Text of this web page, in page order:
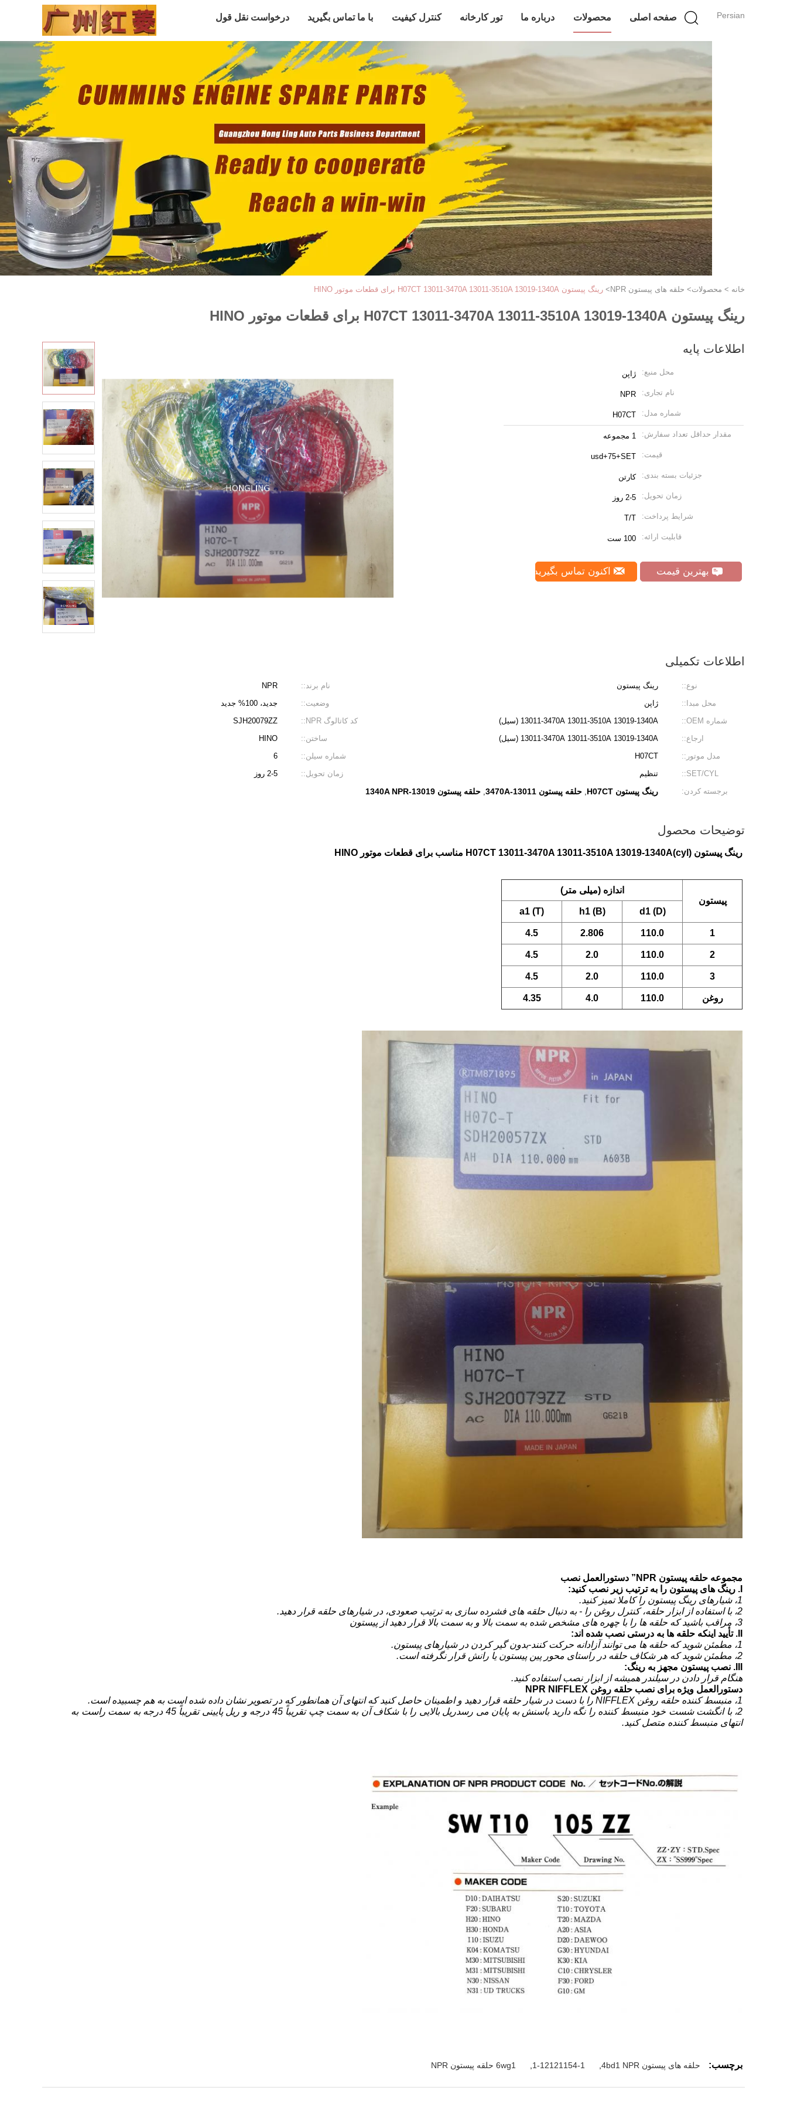
Persian صفحه اصلی محصولات درباره ما تور کارخانه کنترل کیفیت با ما تماس بگیرید درخواست نقل قول
خانه > محصولات> حلقه های پیستون NPR > رینگ پیستون H07CT 13011-3470A 13011-3510A 13019-1340A برای قطعات موتور HINO
رینگ پیستون H07CT 13011-3470A 13011-3510A 13019-1340A برای قطعات موتور HINO
اطلاعات پایه
محل منبع: ژاپن
نام تجاری: NPR
شماره مدل: H07CT
مقدار حداقل تعداد سفارش: 1 مجموعه
قیمت: usd+75+SET
جزئیات بسته بندی: کارتن
زمان تحویل: 2-5 روز
شرایط پرداخت: T/T
قابلیت ارائه: 100 ست
بهترین قیمت اکنون تماس بگیرید
اطلاعات تکمیلی
نوع:: رینگ پیستون نام برند::
NPR
محل مبدا::
ژاپن وضعیت::
جدید، 100% جدید
شماره OEM::
13011-3470A 13011-3510A 13019-1340A (سیل) کد کاتالوگ NPR::
SJH20079ZZ
ارجاع::
13011-3470A 13011-3510A 13019-1340A (سیل) ساختن::
HINO
مدل موتور::
H07CT شماره سیلن::
6
SET/CYL::
تنظیم زمان تحویل::
2-5 روز
برجسته کردن:
رینگ پیستون H07CT , حلقه پیستون 13011-3470A , حلقه پیستون 13019-1340A NPR
توضیحات محصول
رینگ پیستون H07CT 13011-3470A 13011-3510A 13019-1340A(cyl) مناسب برای قطعات موتور HINO
پیستون
اندازه (میلی متر)
d1 (D)
h1 (B)
a1 (T)
1
110.0
2.806
4.5
2
110.0
2.0
4.5
3
110.0
2.0
4.5
روغن 110.0
4.0
4.35
مجموعه حلقه پیستون NPR
” دستورالعمل نصب
1، شیارهای رینگ پیستون را کاملا تمیز کنید.
2، با استفاده از ابزار حلقه، کنترل روغن را - به دنبال حلقه های فشرده سازی به ترتیب صعودی، در شیارهای حلقه قرار دهید.
3، مراقب باشید که حلقه ها را با چهره های مشخص شده به سمت بالا و به سمت بالا قرار دهید
از پیستون
1، مطمئن شوید که حلقه ها می توانند آزادانه حرکت کنند
-بدون گیر کردن در شیارهای پیستون.
2، مطمئن شوید که هر شکاف حلقه در راستای محور پین پیستون یا رانش قرار نگرفته است.
هنگام قرار دادن در سیلندر همیشه از ابزار نصب استفاده کنید.
دستورالعمل ویژه برای نصب حلقه روغن NPR NIFFLEX
1، منبسط کننده حلقه روغن NIFFLEX را با دست در شیار حلقه قرار دهید و اطمینان حاصل کنید که انتهای آن همانطور که در تصویر نشان داده شده است به هم چسبیده است.
2، با انگشت شست خود منبسط کننده را نگه دارید
باسنش به پایان می رسدریل بالایی را با شکاف آن به سمت چپ تقریباً 45 درجه و ریل پایینی تقریباً 45 درجه به سمت راست به
انتهای منبسط کننده متصل کنید.
برچسب: حلقه های پیستون 4bd1 NPR 1-12121154-1 6wg1 حلقه پیستون NPR